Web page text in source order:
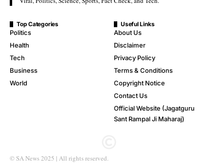
Top Categories
Politics
Health
Tech
Business
World
Useful Links
About Us
Disclaimer
Privacy Policy
Terms & Conditions
Copyright Notice
Contact Us
Official Website (Jagatguru
Sant Rampal Ji Maharaj)
© SA News 2025 | All rights reserved.